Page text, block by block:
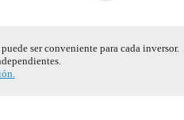
ser conveniente para cada inversor.